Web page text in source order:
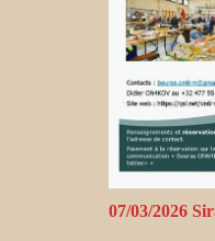
07/03/2026